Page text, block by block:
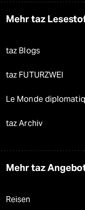
Mehr taz
taz Blogs
taz FUTURZWEI
Le Monde
taz Archiv
Mehr taz
Reisen